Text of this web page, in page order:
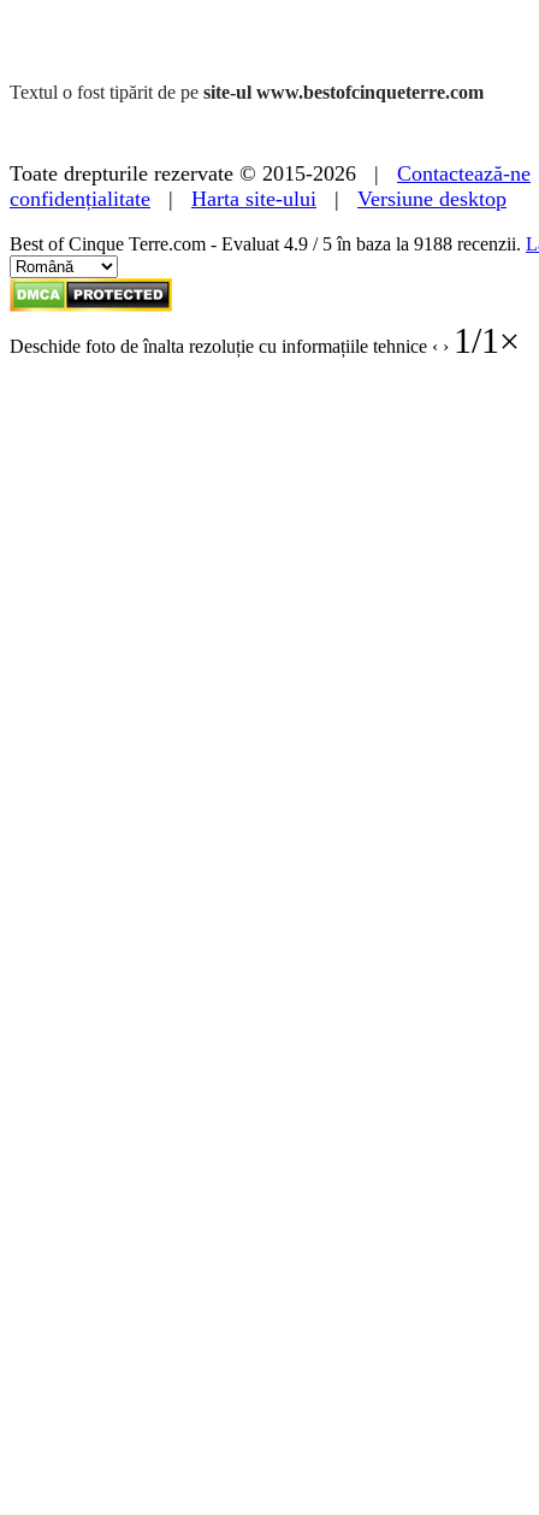
Textul o fost tipărit de pe site-ul www.bestofcinqueterre.com
Toate drepturile rezervate © 2015-2026 | Contactează-ne
confidențialitate | Harta site-ului | Versiune desktop
Best of Cinque Terre.com - Evaluat 4.9 / 5 în baza la 9188 recenzii.
Deschide foto de înalta rezoluție cu informațiile tehnice ‹ › 1/1 ×